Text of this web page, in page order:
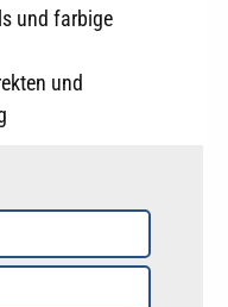
und farbige
und